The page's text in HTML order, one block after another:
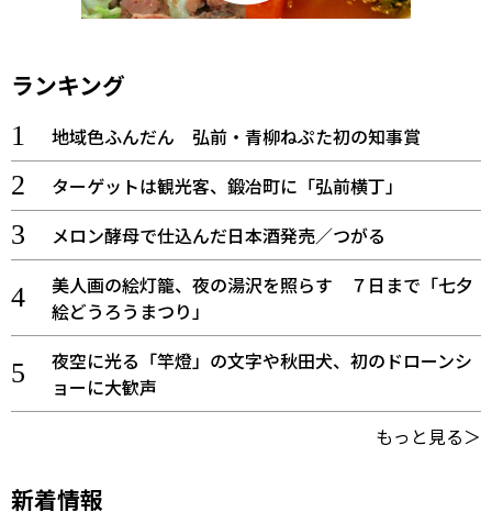
ランキング
地域色ふんだん 弘前・青柳ねぷた初の知事賞
ターゲットは観光客、鍛冶町に「弘前横丁」
メロン酵母で仕込んだ日本酒発売／つがる
美人画の絵灯籠、夜の湯沢を照らす ７日まで「七夕
絵どうろうまつり」
夜空に光る「竿燈」の文字や秋田犬、初のドローンシ
ョーに大歓声
もっと見る＞
新着情報